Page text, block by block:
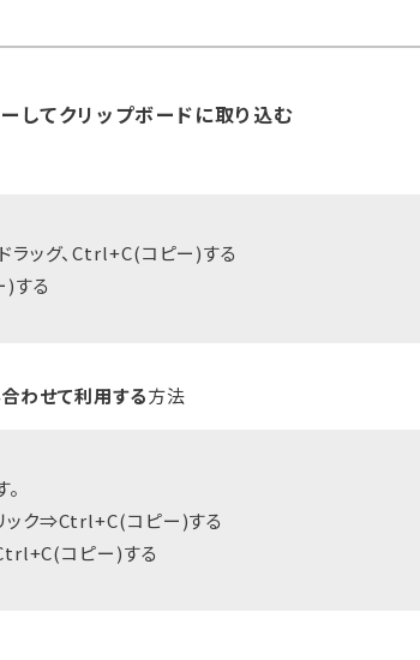
してクリップボードに取り込む
ッグ、Ctrl+C(コピー)する
る
わせて利用する方法
ック⇒Ctrl+C(コピー)する
コピー)する